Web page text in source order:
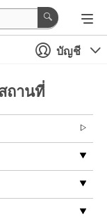
บัญชี
ถานที่